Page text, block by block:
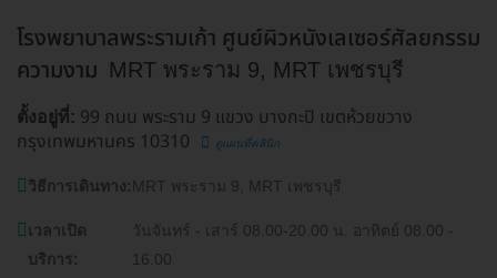
โรงพยาบาลพระรามเก้า ศูนย์ผิวหนังเลเซอร์ศัลยกรรม
ความงาม MRT พระราม 9, MRT เพชรบุรี
ตั้งอยู่ที่: 99 ถนน พระราม 9 แขวง บางกะปิ เขตห้วยขวาง
กรุงเทพมหานคร 10310
ดูแผนที่คลินิก
วิธีการเดินทาง: MRT พระราม 9, MRT เพชรบุรี
เวลาเปิด
บริการ:
วันจันทร์ - เสาร์ 08.00-20.00 น. อาทิตย์ 08.00 -
16.00